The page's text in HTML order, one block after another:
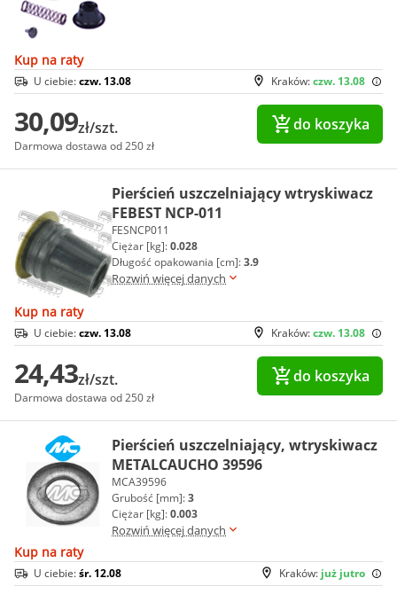
Kup na raty
Kraków:czw. 13.08
U ciebie:czw. 13.08
30,09zł/szt.
Darmowa dostawa od 250 zł
do koszyka
Pierścień uszczelniający wtryskiwacz
FEBEST NCP-011
FESNCP011
Ciężar [kg]:0.028
Długość opakowania [cm]:3.9
Rozwiń więcej danych
Kup na raty
Kraków:czw. 13.08
U ciebie:czw. 13.08
24,43zł/szt.
Darmowa dostawa od 250 zł
do koszyka
Pierścień uszczelniający, wtryskiwacz
METALCAUCHO 39596
MCA39596
Grubość [mm]:3
Ciężar [kg]:0.003
Rozwiń więcej danych
Kup na raty
Kraków: już jutro
U ciebie:śr. 12.08